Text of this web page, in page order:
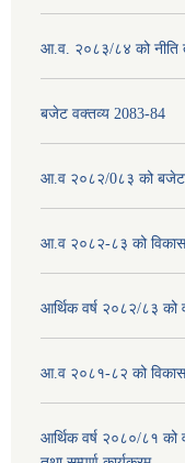
आ.व. २०८३/८४ को नीति
बजेट वक्तव्य 2083-84
आ.व २०८२/0८३ को बजेट
आ.व २०८२-८३ को विकास
आर्थिक वर्ष २०८२/८३ को
आ.व २०८१-८२ को विकास
आर्थिक वर्ष २०८०/८१ को